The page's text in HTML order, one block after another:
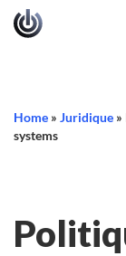
Home » Juridique »
systems